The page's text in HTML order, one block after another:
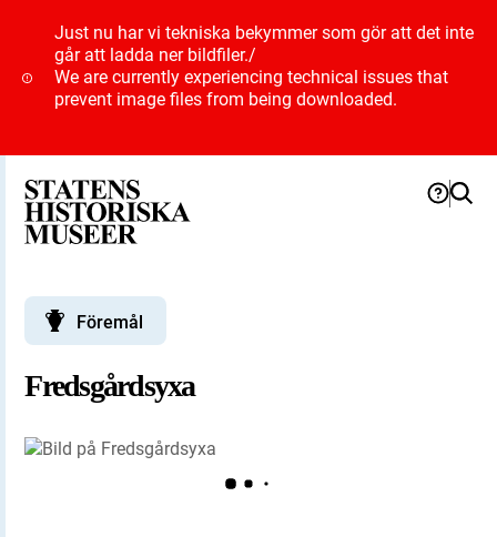
Just nu har vi tekniska bekymmer som gör att det inte
går att ladda ner bildfiler./
We are currently experiencing technical issues that
prevent image files from being downloaded.
Föremål
Fredsgårdsyxa